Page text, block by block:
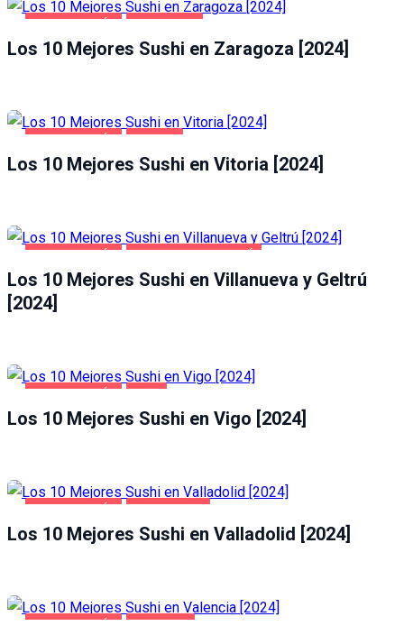
Los 10 Mejores Sushi en Zaragoza [2024]
Los 10 Mejores Sushi en Vitoria [2024]
Los 10 Mejores Sushi en Villanueva y Geltrú
[2024]
Los 10 Mejores Sushi en Vigo [2024]
Los 10 Mejores Sushi en Valladolid [2024]